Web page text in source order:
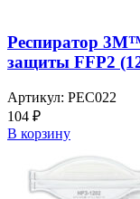
Респиратор
защиты FFP2
Артикул: РЕС022
104 ₽
В корзину